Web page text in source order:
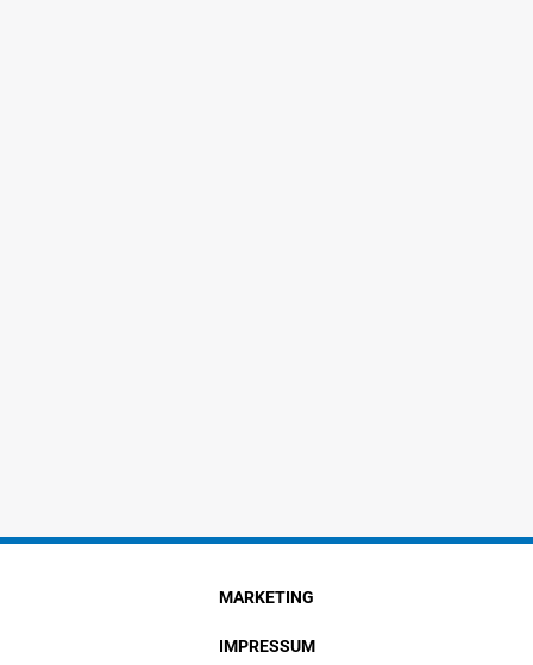
MARKETING
IMPRESSUM